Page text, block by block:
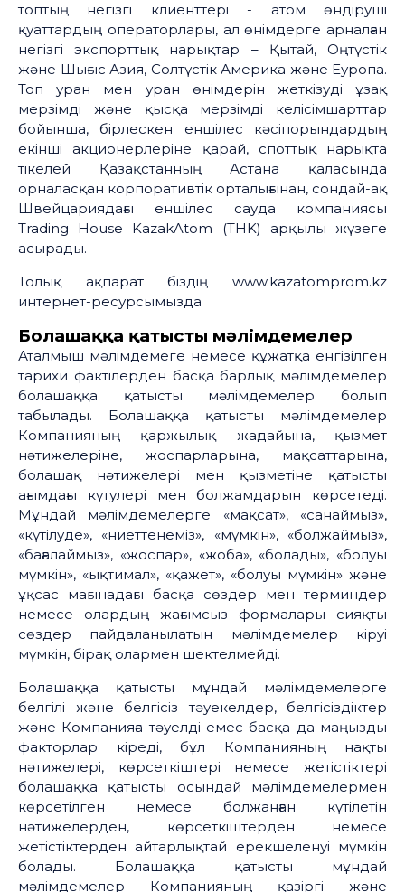
топтың негізгі клиенттері - атом өндіруші
қуаттардың операторлары, ал өнімдерге арналған
негізгі экспорттық нарықтар – Қытай, Оңтүстік
және Шығыс Азия, Солтүстік Америка және Еуропа.
Топ уран мен уран өнімдерін жеткізуді ұзақ
мерзімді және қысқа мерзімді келісімшарттар
бойынша, бірлескен еншілес кәсіпорындардың
екінші акционерлеріне қарай, споттық нарықта
тікелей Қазақстанның Астана қаласында
орналасқан корпоративтік орталығынан, сондай-ақ
Швейцариядағы еншілес сауда компаниясы
Тrading House KazakAtom (THK) арқылы жүзеге
асырады.
Толық ақпарат біздің www.kazatomprom.kz
интернет-ресурсымызда
Болашаққа қатысты мәлімдемелер
Аталмыш мәлімдемеге немесе құжатқа енгізілген
тарихи фактілерден басқа барлық мәлімдемелер
болашаққа қатысты мәлімдемелер болып
табылады. Болашаққа қатысты мәлімдемелер
Компанияның қаржылық жағдайына, қызмет
нәтижелеріне, жоспарларына, мақсаттарына,
болашақ нәтижелері мен қызметіне қатысты
ағымдағы күтулері мен болжамдарын көрсетеді.
Мұндай мәлімдемелерге «мақсат», «санаймыз»,
«күтілуде», «ниеттенеміз», «мүмкін», «болжаймыз»,
«бағалаймыз», «жоспар», «жоба», «болады», «болуы
мүмкін», «ықтимал», «қажет», «болуы мүмкін» және
ұқсас мағынадағы басқа сөздер мен терминдер
немесе олардың жағымсыз формалары сияқты
сөздер пайдаланылатын мәлімдемелер кіруі
мүмкін, бірақ олармен шектелмейді.
Болашаққа қатысты мұндай мәлімдемелерге
белгілі және белгісіз тәуекелдер, белгісіздіктер
және Компанияға тәуелді емес басқа да маңызды
факторлар кіреді, бұл Компанияның нақты
нәтижелері, көрсеткіштері немесе жетістіктері
болашаққа қатысты осындай мәлімдемелермен
көрсетілген немесе болжанған күтілетін
нәтижелерден, көрсеткіштерден немесе
жетістіктерден айтарлықтай ерекшеленуі мүмкін
болады. Болашаққа қатысты мұндай
мәлімдемелер Компанияның қазіргі және